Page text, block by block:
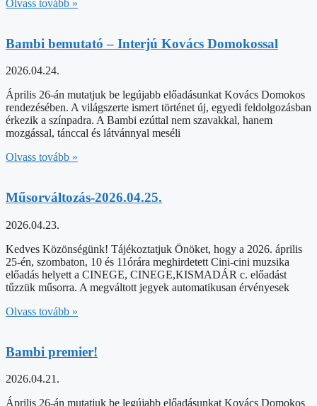
Olvass tovább »
Bambi bemutató – Interjú Kovács Domokossal
2026.04.24.
Április 26-án mutatjuk be legújabb előadásunkat Kovács Domokos
rendezésében. A világszerte ismert történet új, egyedi feldolgozásban
érkezik a színpadra. A Bambi ezúttal nem szavakkal, hanem
mozgással, tánccal és látvánnyal meséli
Olvass tovább »
Műsorváltozás-2026.04.25.
2026.04.23.
Kedves Közönségünk! Tájékoztatjuk Önöket, hogy a 2026. április
25-én, szombaton, 10 és 11órára meghirdetett Cini-cini muzsika
előadás helyett a CINEGE, CINEGE,KISMADÁR c. előadást
tűzzük műsorra. A megváltott jegyek automatikusan érvényesek
Olvass tovább »
Bambi premier!
2026.04.21.
Április 26-án mutatjuk be legújabb előadásunkat Kovács Domokos